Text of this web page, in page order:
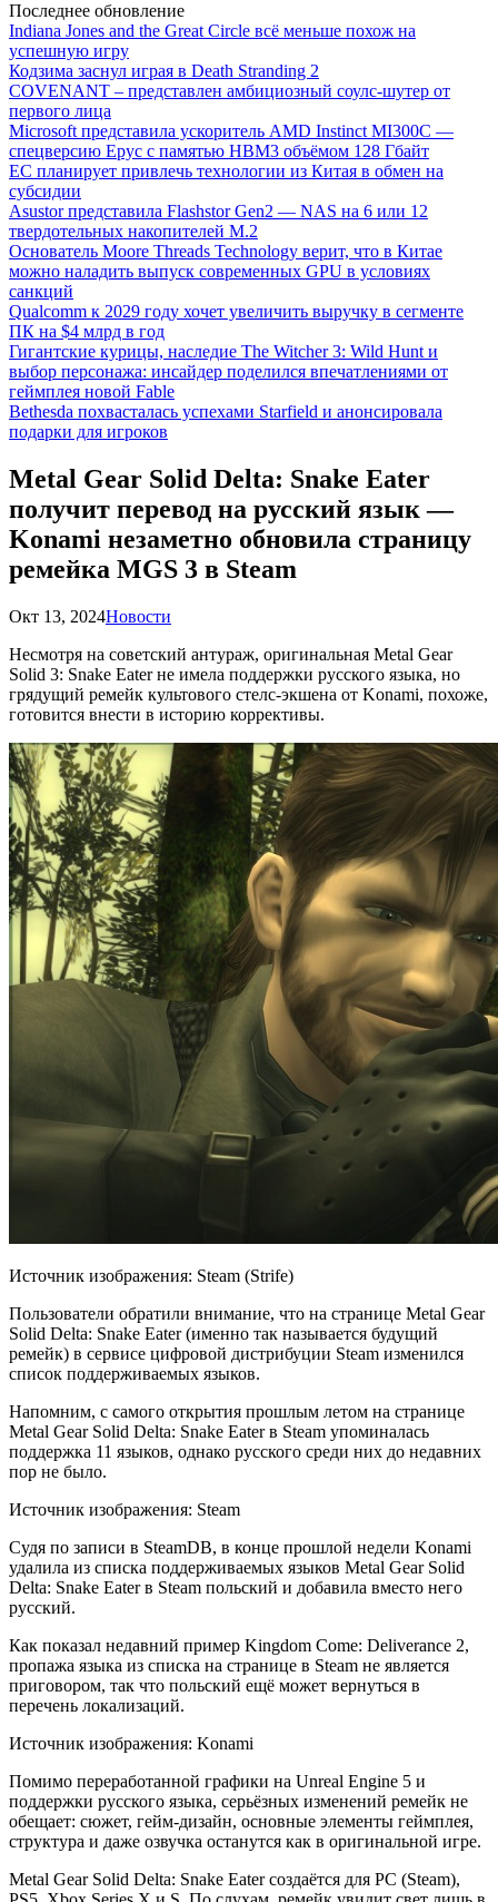
Последнее обновление
Indiana Jones and the Great Circle всё меньше похож на
успешную игру
Кодзима заснул играя в Death Stranding 2
COVENANT – представлен амбициозный соулс-шутер от
первого лица
Microsoft представила ускоритель AMD Instinct MI300C —
спецверсию Epyc с памятью HBM3 объёмом 128 Гбайт
ЕС планирует привлечь технологии из Китая в обмен на
субсидии
Asustor представила Flashstor Gen2 — NAS на 6 или 12
твердотельных накопителей M.2
Основатель Moore Threads Technology верит, что в Китае
можно наладить выпуск современных GPU в условиях
санкций
Qualcomm к 2029 году хочет увеличить выручку в сегменте
ПК на $4 млрд в год
Гигантские курицы, наследие The Witcher 3: Wild Hunt и
выбор персонажа: инсайдер поделился впечатлениями от
геймплея новой Fable
Bethesda похвасталась успехами Starfield и анонсировала
подарки для игроков
Metal Gear Solid Delta: Snake Eater
получит перевод на русский язык —
Konami незаметно обновила страницу
ремейка MGS 3 в Steam
Окт 13, 2024Новости
Несмотря на советский антураж, оригинальная Metal Gear
Solid 3: Snake Eater не имела поддержки русского языка, но
грядущий ремейк культового стелс-экшена от Konami, похоже,
готовится внести в историю коррективы.
Источник изображения: Steam (Strife)
Пользователи обратили внимание, что на странице Metal Gear
Solid Delta: Snake Eater (именно так называется будущий
ремейк) в сервисе цифровой дистрибуции Steam изменился
список поддерживаемых языков.
Напомним, с самого открытия прошлым летом на странице
Metal Gear Solid Delta: Snake Eater в Steam упоминалась
поддержка 11 языков, однако русского среди них до недавних
пор не было.
Источник изображения: Steam
Судя по записи в SteamDB, в конце прошлой недели Konami
удалила из списка поддерживаемых языков Metal Gear Solid
Delta: Snake Eater в Steam польский и добавила вместо него
русский.
Как показал недавний пример Kingdom Come: Deliverance 2,
пропажа языка из списка на странице в Steam не является
приговором, так что польский ещё может вернуться в
перечень локализаций.
Источник изображения: Konami
Помимо переработанной графики на Unreal Engine 5 и
поддержки русского языка, серьёзных изменений ремейк не
обещает: сюжет, гейм-дизайн, основные элементы геймплея,
структура и даже озвучка останутся как в оригинальной игре.
Metal Gear Solid Delta: Snake Eater создаётся для PC (Steam),